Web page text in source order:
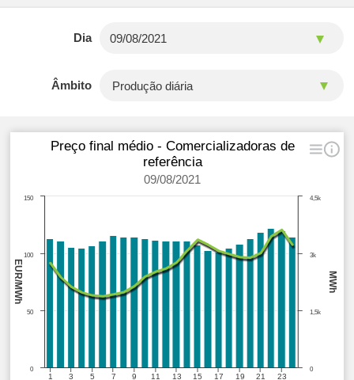
Dia
Âmbito
MWh
EUR/MWh
Preço final médio - Comercializadoras de
referência
09/08/2021
1 3 5 7 9 11 13 15 17 19 21 23
0
1,5k
3k
4,5k
0
50
100
150